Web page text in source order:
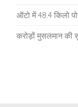
ऑटो में 48.4 किलो
करोड़ों मुसलमान की